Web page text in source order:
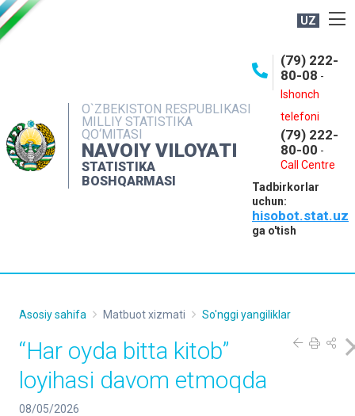
UZ
O`ZBEKISTON RESPUBLIKASI
MILLIY STATISTIKA
QO‘MITASI
NAVOIY VILOYATI
STATISTIKA
BOSHQARMASI
(79) 222-
80-08 -
Ishonch
telefoni
(79) 222-
80-00 -
Call Centre
Tadbirkorlar
uchun:
hisobot.stat.uz
ga o'tish
OCHIQ MA'LUMOTLAR
INTERAKTIV XIZMATLAR
MUROJAATLAR
Asosiy sahifa Matbuot xizmati So'nggi yangiliklar
“Har oyda bitta kitob”
loyihasi davom etmoqda
08/05/2026